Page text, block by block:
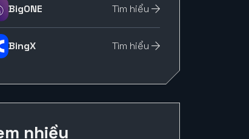
BigONE Tìm hiểu
BingX Tìm hiểu
nhiều